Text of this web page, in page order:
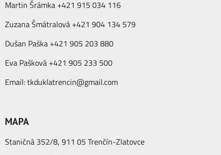
Martin Šrámka +421 915 034 116
Zuzana Šmátralová +421 904 134 579
Dušan Paška +421 905 203 880
Eva Pašková +421 905 233 500
Email:tkduklatrencin@gmail.com
MAPA
Staničná 352/8, 911 05 Trenčín-Zlatovce